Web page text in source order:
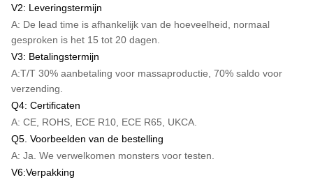
V2: Leveringstermijn
A: De lead time is afhankelijk van de hoeveelheid, normaal
gesproken is het 15 tot 20 dagen.
V3: Betalingstermijn
A:T/T 30% aanbetaling voor massaproductie, 70% saldo voor
verzending.
Q4: Certificaten
A: CE, ROHS, ECE R10, ECE R65, UKCA.
Q5. Voorbeelden van de bestelling
A: Ja. We verwelkomen monsters voor testen.
V6:Verpakking